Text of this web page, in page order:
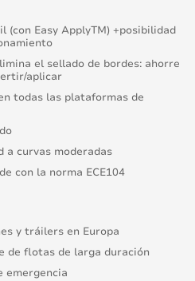
(con Easy ApplyTM) +posibilidad
el sellado de bordes: ahorre
aplicar
todas las plataformas de
a curvas moderadas
con la norma ECE104
y tráilers en Europa
de flotas de larga duración
emergencia